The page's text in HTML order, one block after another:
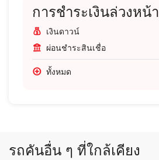
การชำระเงินล่วงหน้า
เงินดาวน์
ผ่อนชำระสินเชื่อ
ทั้งหมด
รถคันอื่น ๆ ที่ใกล้เคียง